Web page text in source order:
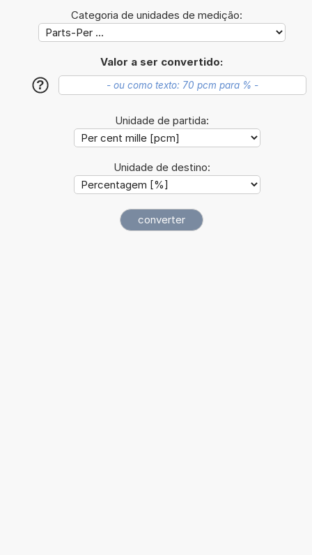
Categoria de unidades de medição:
Valor a ser convertido:
?
Unidade de partida:
Unidade de destino: